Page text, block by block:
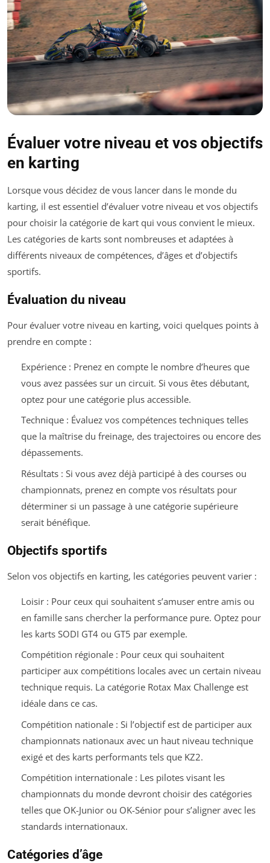
Évaluer votre niveau et vos objectifs
en karting
Lorsque vous décidez de vous lancer dans le monde du
karting, il est essentiel d’évaluer votre niveau et vos objectifs
pour choisir la catégorie de kart qui vous convient le mieux.
Les catégories de karts sont nombreuses et adaptées à
différents niveaux de compétences, d’âges et d’objectifs
sportifs.
Évaluation du niveau
Pour évaluer votre niveau en karting, voici quelques points à
prendre en compte :
Expérience : Prenez en compte le nombre d’heures que
vous avez passées sur un circuit. Si vous êtes débutant,
optez pour une catégorie plus accessible.
Technique : Évaluez vos compétences techniques telles
que la maîtrise du freinage, des trajectoires ou encore des
dépassements.
Résultats : Si vous avez déjà participé à des courses ou
championnats, prenez en compte vos résultats pour
déterminer si un passage à une catégorie supérieure
serait bénéfique.
Objectifs sportifs
Selon vos objectifs en karting, les catégories peuvent varier :
Loisir : Pour ceux qui souhaitent s’amuser entre amis ou
en famille sans chercher la performance pure. Optez pour
les karts SODI GT4 ou GT5 par exemple.
Compétition régionale : Pour ceux qui souhaitent
participer aux compétitions locales avec un certain niveau
technique requis. La catégorie Rotax Max Challenge est
idéale dans ce cas.
Compétition nationale : Si l’objectif est de participer aux
championnats nationaux avec un haut niveau technique
exigé et des karts performants tels que KZ2.
Compétition internationale : Les pilotes visant les
championnats du monde devront choisir des catégories
telles que OK-Junior ou OK-Sénior pour s’aligner avec les
standards internationaux.
Catégories d’âge